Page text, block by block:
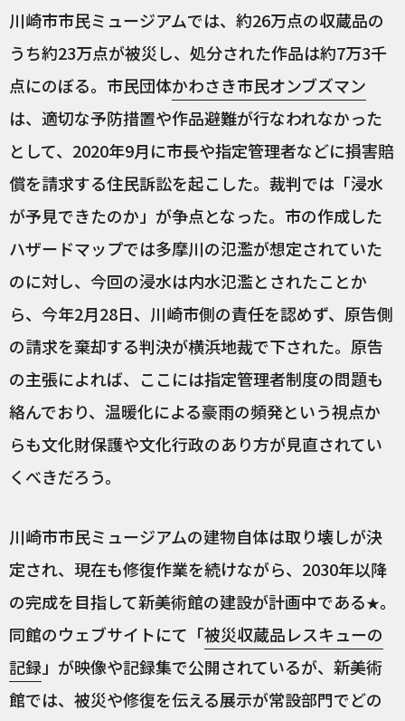
川崎市市民ミュージアムでは、約26万点の収蔵品の
うち約23万点が被災し、処分された作品は約7万3千
点にのぼる。市民団体かわさき市民オンブズマン
は、適切な予防措置や作品避難が行なわれなかった
として、2020年9月に市長や指定管理者などに損害賠
償を請求する住民訴訟を起こした。裁判では「浸水
が予見できたのか」が争点となった。市の作成した
ハザードマップでは多摩川の氾濫が想定されていた
のに対し、今回の浸水は内水氾濫とされたことか
ら、今年2月28日、川崎市側の責任を認めず、原告側
の請求を棄却する判決が横浜地裁で下された。原告
の主張によれば、ここには指定管理者制度の問題も
絡んでおり、温暖化による豪雨の頻発という視点か
らも文化財保護や文化行政のあり方が見直されてい
くべきだろう。
川崎市市民ミュージアムの建物自体は取り壊しが決
定され、現在も修復作業を続けながら、2030年以降
の完成を目指して新美術館の建設が計画中である★。
同館のウェブサイトにて「被災収蔵品レスキューの
記録」が映像や記録集で公開されているが、新美術
館では、被災や修復を伝える展示が常設部門でどの